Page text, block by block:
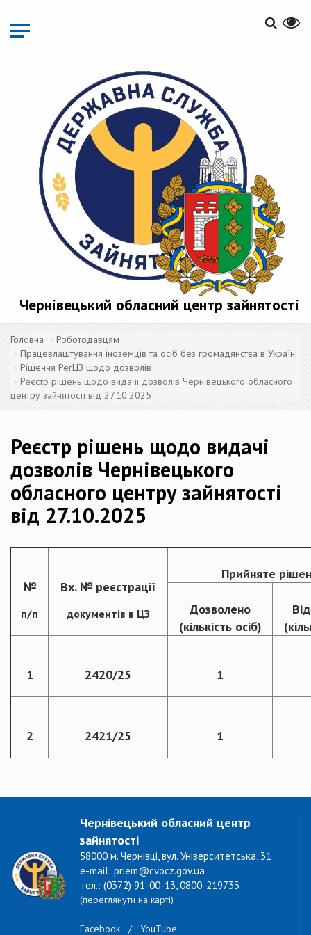
основного
матеріалу
Чернівецький обласний центр зайнятості
Головна
Роботодавцям
Працевлаштування іноземців та осіб без громадянства в Україні
Рішення РегЦЗ щодо дозволів
Реєстр рішень щодо видачі дозволів Чернівецького обласного
центру зайнятості від 27.10.2025
Реєстр рішень щодо видачі
дозволів Чернівецького
обласного центру зайнятості
від 27.10.2025
№
п/п
Вх. № реєстрації
документів в ЦЗ
Прийняте
Дозволено
(кількість осіб)
1 2420/25 1
2 2421/25 1
Чернівецький обласний центр
зайнятості
58000 м. Чернівці, вул. Університетська, 31
e-mail: priem@cvocz.gov.ua
тел.: (0372) 91-00-13, 0800-219733
(переглянути на карті)
Facebook / YouTube